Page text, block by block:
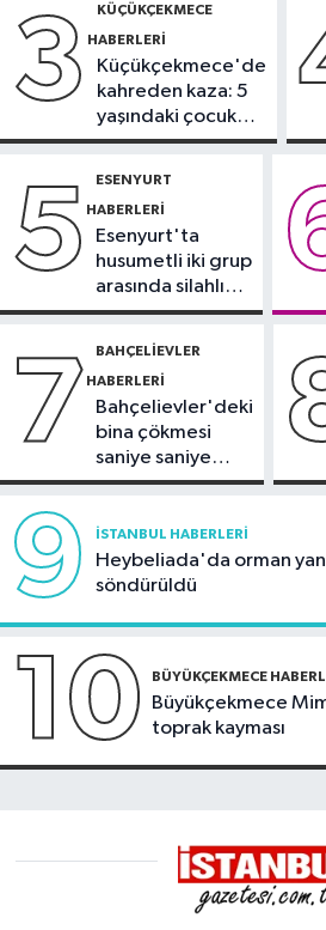
21:21
vatandaşları
buluşturuyor
demeyin,
3 KÜÇÜKÇEKMECE
HABERLERI
Küçükçekmece'de
kahreden kaza: 5
yaşındaki çocuk
yoğun bakımda
5 ESENYURT
HABERLERI
Esenyurt'ta
husumetli iki grup
arasında silahlı
kavga
7 BAHÇELIEVLER
HABERLERI
Bahçelievler'deki
bina çökmesi
saniye saniye
görüntülendi
9 İSTANBUL HABERLERI
Heybeliada'da orman
söndürüldü
10 BÜYÜKÇEKMECE
Büyükçekmece
toprak kayması